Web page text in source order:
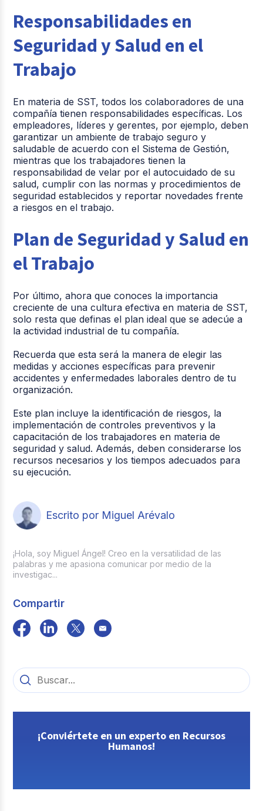
Responsabilidades en
Seguridad y Salud en el
Trabajo
En materia de SST, todos los colaboradores de una
compañía tienen responsabilidades específicas. Los
empleadores, líderes y gerentes, por ejemplo, deben
garantizar un ambiente de trabajo seguro y
saludable de acuerdo con el Sistema de Gestión,
mientras que los trabajadores tienen la
responsabilidad de velar por el autocuidado de su
salud, cumplir con las normas y procedimientos de
seguridad establecidos y reportar novedades frente
a riesgos en el trabajo.
Plan de Seguridad y Salud en
el Trabajo
Por último, ahora que conoces la importancia
creciente de una cultura efectiva en materia de SST,
solo resta que definas el plan ideal que se adecúe a
la actividad industrial de tu compañía.
Recuerda que esta será la manera de elegir las
medidas y acciones específicas para prevenir
accidentes y enfermedades laborales dentro de tu
organización.
Este plan incluye la identificación de riesgos, la
implementación de controles preventivos y la
capacitación de los trabajadores en materia de
seguridad y salud. Además, deben considerarse los
recursos necesarios y los tiempos adecuados para
su ejecución.
Escrito por Miguel Arévalo
¡Hola, soy Miguel Ángel! Creo en la versatilidad de las
palabras y me apasiona comunicar por medio de la
investigac...
Compartir
¡Conviértete en un experto en Recursos
Humanos!